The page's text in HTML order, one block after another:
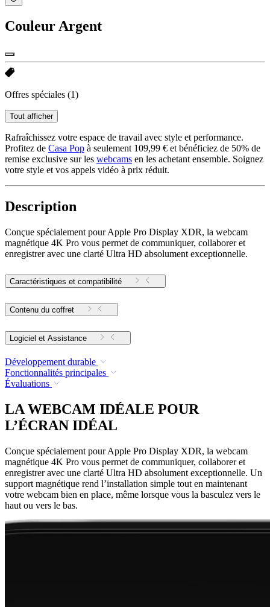
Couleur Argent
Offres spéciales (1)
Tout afficher
Rafraîchissez votre espace de travail avec style et performance.
Profitez de Casa Pop à seulement 109,99 € et bénéficiez de 50% de
remise exclusive sur les webcams en les achetant ensemble. Soignez
votre style et vos appels vidéo à prix réduit.
Description
Conçue spécialement pour Apple Pro Display XDR, la webcam
magnétique 4K Pro vous permet de communiquer, collaborer et
enregistrer avec une clarté Ultra HD absolument exceptionnelle.
Caractéristiques et compatibilité
Contenu du coffret
Logiciel et Assistance
Développement durable
Fonctionnalités principales
Évaluations
LA WEBCAM IDÉALE POUR
L’ÉCRAN IDÉAL
Conçue spécialement pour Apple Pro Display XDR, la webcam
magnétique 4K Pro vous permet de communiquer, collaborer et
enregistrer avec une clarté Ultra HD absolument exceptionnelle. Un
support magnétique rend l’installation simple tout en maintenant
votre webcam bien en place, même lorsque vous la basculez vers le
haut ou vers le bas.